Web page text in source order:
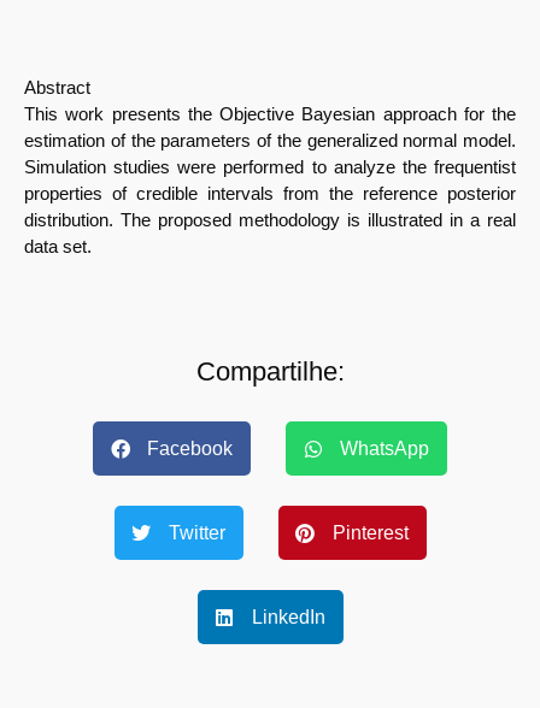
Abstract
This work presents the Objective Bayesian approach for the
estimation of the parameters of the generalized normal model.
Simulation studies were performed to analyze the frequentist
properties of credible intervals from the reference posterior
distribution. The proposed methodology is illustrated in a real
data set.
Compartilhe:
Facebook WhatsApp
Twitter Pinterest
LinkedIn